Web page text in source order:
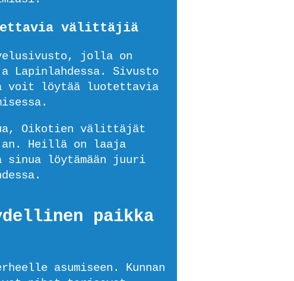
välittäjiä
jolla on
Lapinlahdessa. Sivusto
voit löytää luotettavia
Oikotien välittäjät
Heillä on laaja
sinua löytämään juuri
paikka
asumiseen. Kunnan